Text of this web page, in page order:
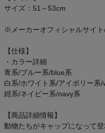
商品レビュー
プロテイン・サプリメントまと
アウトレットセール
スタッフコーディネート
スタッフブログ
サイズ：51～53cm
※メーカーオフィシャルサイト
【仕様】
・カラー詳細
青系/ブルー系/blue系
白系/ホワイト系/アイボリー系/
紺系/ネイビー系/navy系
【商品詳細情報】
動物たちがキャップになって登